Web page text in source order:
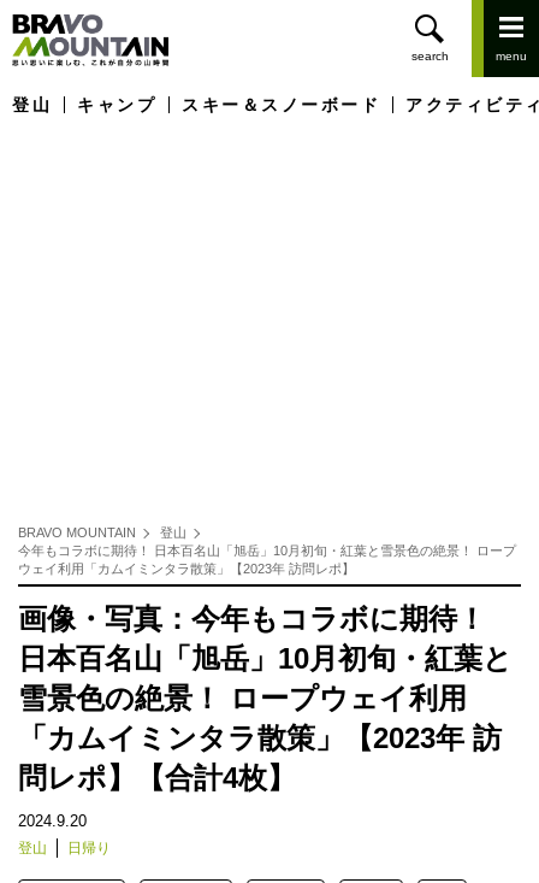
登山 キャンプ スキー＆スノーボード アクティビテ
BRAVO MOUNTAIN
登山
今年もコラボに期待！ 日本百名山「旭岳」10月初旬・紅葉と雪景色の絶景！ ロープ
ウェイ利用「カムイミンタラ散策」【2023年 訪問レポ】
画像・写真：今年もコラボに期待！
日本百名山「旭岳」10月初旬・紅葉と
雪景色の絶景！ ロープウェイ利用
「カムイミンタラ散策」【2023年 訪
問レポ】【合計4枚】
2024.9.20
登山 日帰り